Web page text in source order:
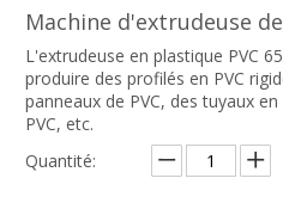
Machine d'extrudeuse
L'extrudeuse en plastique PVC
produire des profilés en PVC
panneaux de PVC, des tuyaux
PVC, etc.
Quantité: